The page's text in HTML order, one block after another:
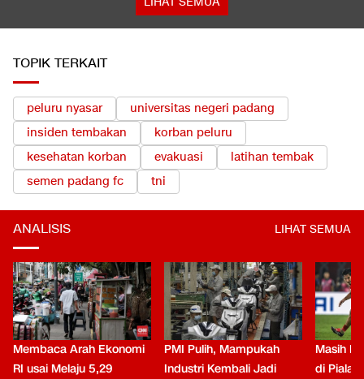
TOPIK TERKAIT
peluru nyasar
universitas negeri padang
insiden tembakan
korban peluru
kesehatan korban
evakuasi
latihan tembak
semen padang fc
tni
ANALISIS LIHAT SEMUA
Membaca Arah Ekonomi
RI usai Melaju 5,29
PMI Pulih, Mampukah
Industri Kembali Jadi
Masih
di Piala